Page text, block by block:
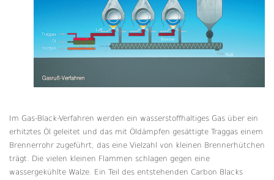
Im Gas-Black-Verfahren werden ein wasserstoffhaltiges Gas über ein
erhitztes Öl geleitet und das mit Öldämpfen gesättigte Traggas einem
Brennerrohr zugeführt, das eine Vielzahl von kleinen Brennerhütchen
trägt. Die vielen kleinen Flammen schlagen gegen eine
wassergekühlte Walze. Ein Teil des entstehenden Carbon Blacks